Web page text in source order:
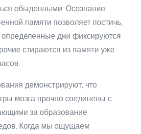
обыденными. Осознание
памяти позволяет постичь,
определенные дни фиксируются
стираются из памяти уже
демонстрируют, что
мозга прочно соединены с
за образование
Когда мы ощущаем